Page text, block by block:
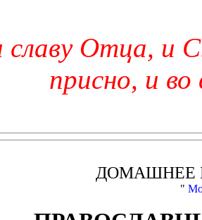
славу Отца, и
присно, и во
ДОМАШНЕЕ
"